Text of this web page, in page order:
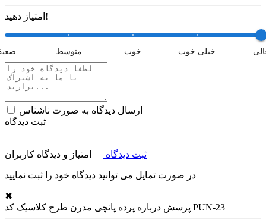
امتیاز دهید!
متوسط خوب خیلی خوب
ارسال دیدگاه به صورت ناشناس
ثبت دیدگاه
ثبت دیدگاه امتیاز و دیدگاه کاربران
در صورت تمایل می توانید دیدگاه خود را ثبت نمایید
✖
پرسش درباره پرده پانچی مدرن طرح کلاسیک کد PUN-23